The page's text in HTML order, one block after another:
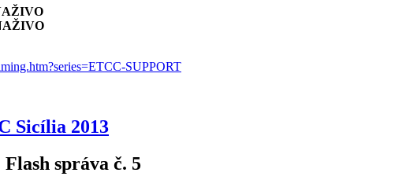
SUPPORT
Sicília 2013
správa č. 5